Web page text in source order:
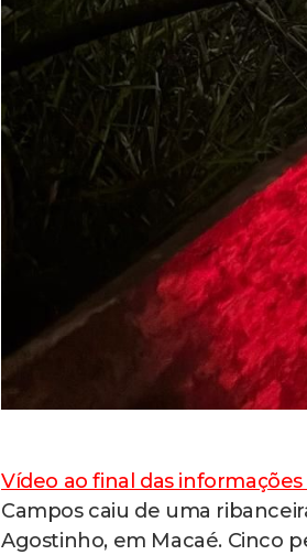
Vídeo ao final das informações
Campos caiu de uma
Agostinho, em Macaé. Cinco